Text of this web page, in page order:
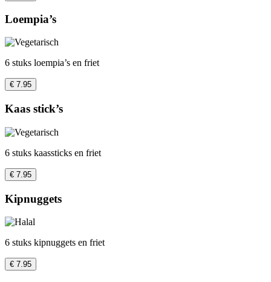
Loempia’s
6 stuks loempia’s en friet
€ 7.95
Kaas stick’s
6 stuks kaassticks en friet
€ 7.95
Kipnuggets
6 stuks kipnuggets en friet
€ 7.95